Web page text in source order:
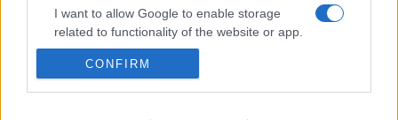
I want to allow Google to enable storage
related to functionality of the website or app.
I want to allow Google to enable storage
CONFIRM
Kecskeméten is szakirányú
továbbképzésekkel erősít a Gál Ferenc
Egyetem